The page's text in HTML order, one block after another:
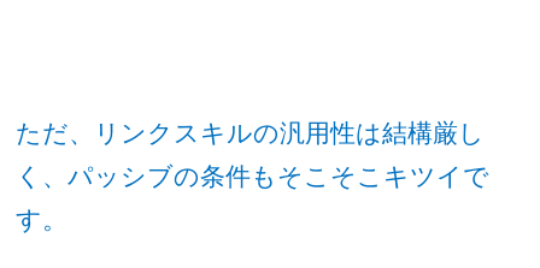
ただ、リンクスキルの汎用性は結構厳し
く、パッシブの条件もそこそこキツイで
す。